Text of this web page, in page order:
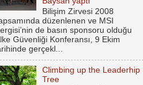
Bilişim Zirvesi 2008
düzenlenen ve MSI
de basın sponsoru olduğu
Güvenliği Konferansı, 9 Ekim
gerçekl...
Climbing up the Leaderhip
Tree